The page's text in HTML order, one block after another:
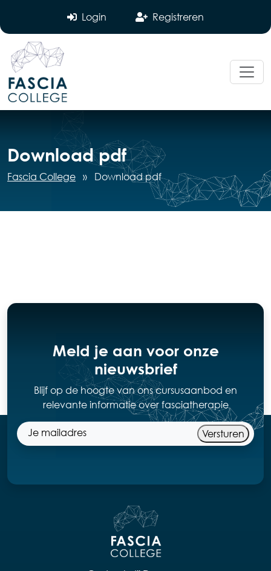
Login Registreren
Download pdf
Fascia College » Download pdf
Meld je aan voor onze
nieuwsbrief
Blijf op de hoogte van ons cursusaanbod en
relevante informatie over fasciatherapie
Versturen